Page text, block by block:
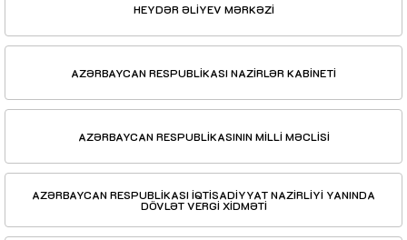
HEYDƏR ƏLİYEV MƏRKƏZİ
AZƏRBAYCAN RESPUBLİKASI NAZİRLƏR KABİNETİ
AZƏRBAYCAN RESPUBLİKASININ MİLLİ MƏCLİSİ
AZƏRBAYCAN RESPUBLİKASI İQTİSADİYYAT NAZİRLİYİ YANINDA
DÖVLƏT VERGİ XİDMƏTİ